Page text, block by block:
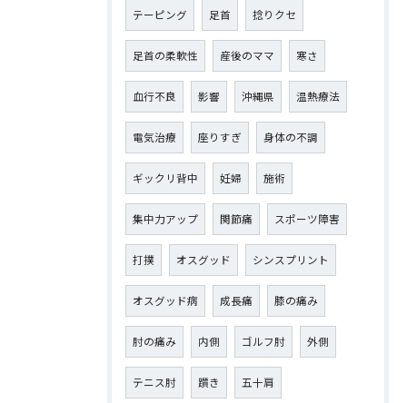
テーピング 足首 捻りクセ
足首の柔軟性 産後のママ 寒さ
血行不良 影響 沖縄県 温熱療法
電気治療 座りすぎ 身体の不調
ギックリ背中 妊婦 施術
集中力アップ 関節痛 スポーツ障害
打撲 オスグッド シンスプリント
オスグッド病 成長痛 膝の痛み
肘の痛み 内側 ゴルフ肘 外側
テニス肘 躓き 五十肩